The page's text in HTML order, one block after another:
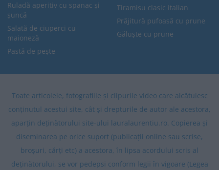
Ruladă aperitiv cu spanac și
șuncă
Salată de ciuperci cu
maioneză
Pastă de pește
Tiramisu clasic italian
Prăjitură pufoasă cu prune
Găluște cu prune
Toate articolele, fotografiile și clipurile video care alcătuiesc
conținutul acestui site, cât și drepturile de autor ale acestora,
aparțin deținătorului site-ului lauralaurentiu.ro. Copierea și
diseminarea pe orice suport (publicații online sau scrise,
broșuri, cărți etc) a acestora, în lipsa acordului scris al
deținătorului, se vor pedepsi conform legii în vigoare (Legea